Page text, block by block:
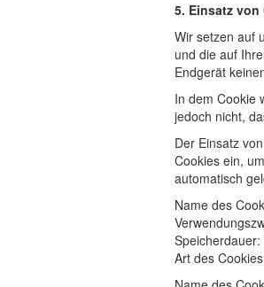
5. Einsatz von
Wir setzen auf
und die auf
Endgerät
In dem Cookie
jedoch nicht,
Der Einsatz
Cookies ein,
automatisch
Name des
Art des